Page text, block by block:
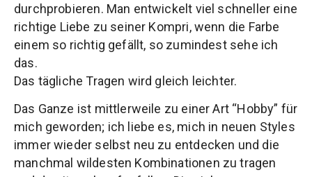
durchprobieren. Man entwickelt viel schneller eine
richtige Liebe zu seiner Kompri, wenn die Farbe
einem so richtig gefällt, so zumindest sehe ich
das.
Das tägliche Tragen wird gleich leichter.
Das Ganze ist mittlerweile zu einer Art “Hobby” für
mich geworden; ich liebe es, mich in neuen Styles
immer wieder selbst neu zu entdecken und die
manchmal wildesten Kombinationen zu tragen